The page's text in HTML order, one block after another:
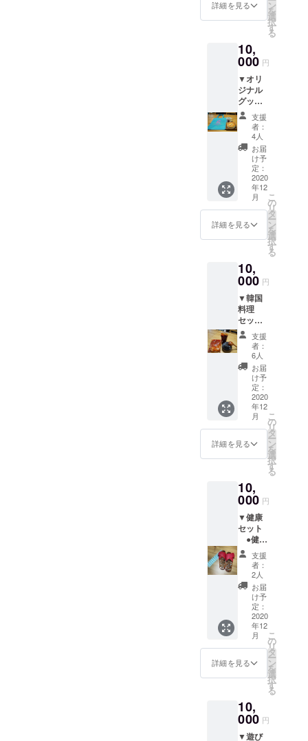
cm）を
の営業
間に準
じま
す。 詳
しくは
本文内
のお問
い合わ
せ先ま
でご連
絡くだ
さい。
き）』
＋『ご
じゃっ
ア』ス
ペシャ
ルセッ
ト（サ
イン入
り） ※
今回PV
の作
詞・作
曲・歌
を担当
してく
ださっ
たイバ
ラッ
パー
（イバ
ご提供
いただ
きまし
たリ
ターン
です。
●『迷彩
トート
（大）
』通常
3,000円
30個の
茨城弁
をアイ
コン化
した人
気のス
ズのス
ペシャ
ルバー
ジョ
ン。厚
手の迷
彩柄
で、
ネット
で販売
されて
いる通
常版よ
りも横
幅の広
ドサイ
ズ（幅
35cm×
マチ
10cm）
詳細を見る ン
を
選
択
す
る
10,
000 円
▼オリ
ジナル
グッズ
セット
+一番人
気の
チーズ
ケーキ
●オリ
ジナル
マグ
カップ
●オリ
ジナル
トート
バック
クド
チーズ
ケーキ
▼お礼
のお手
紙 真心
を込め
たお礼
の手紙
ととも
に、メ
イズム
ランド
のオリ
ジナル
グッズ
一式
３０
cmx高
さ３５
cm×ま
ち１４
cm）・
トート
バック
（幅３
０cmx
高さ３
５cm×
まち１
cm））
とチー
ズケー
で一番
人気の
支援
者：
4人
お届
け予
定：
2020
年12
月
詳細を見る
こ
の
リ
タ
ー
ン
を
選
択
す
る
10,
000 円
▼韓国
料理
セット
●バー
ベ
キュー
マイス
ターが
作る
バーベ
キュー
ソース
500cc
よっ
こら
しょっ
真っ赤
なソー
スの”か
らし焼
き”のタ
レはＢ
ＢＱに
合うん
です！
●タレ
用の器
+ 笏
（しゃ
く）
※タレ以
外の用
途にも
す。
●キムチ
1kg
支援
者：
6人
お届
け予
定：
2020
年12
月
詳細を見る
こ
の
リ
タ
ー
ン
を
選
択
す
る
10,
000 円
▼健康
セット
●健康
サンダ
ル ●
露天風
呂入浴
回数券
（11
枚）※有
効期限
無し
※利用日
時はメ
イズム
ランド
日（不
定休）
営業時
間に準
支援
者：
2人
お届
け予
定：
2020
年12
月
詳細を見る
こ
の
リ
タ
ー
ン
を
選
択
す
る
10,
000 円
▼遊び